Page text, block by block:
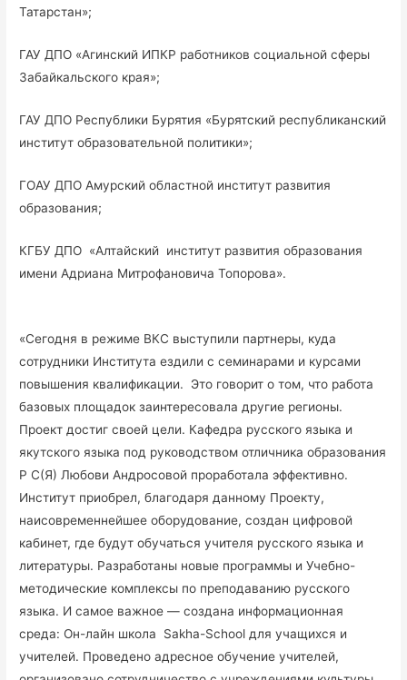
Татарстан»;
ГАУ ДПО «Агинский ИПКР работников социальной сферы
Забайкальского края»;
ГАУ ДПО Республики Бурятия «Бурятский республиканский
институт образовательной политики»;
ГОАУ ДПО Амурский областной институт развития
образования;
КГБУ ДПО «Алтайский институт развития образования
имени Адриана Митрофановича Топорова».
«Сегодня в режиме ВКС выступили партнеры, куда
сотрудники Института ездили с семинарами и курсами
повышения квалификации. Это говорит о том, что работа
базовых площадок заинтересовала другие регионы.
Проект достиг своей цели. Кафедра русского языка и
якутского языка под руководством отличника образования
Р С(Я) Любови Андросовой проработала эффективно.
Институт приобрел, благодаря данному Проекту,
наисовременнейшее оборудование, создан цифровой
кабинет, где будут обучаться учителя русского языка и
литературы. Разработаны новые программы и Учебно-
методические комплексы по преподаванию русского
языка. И самое важное — создана информационная
среда: Он-лайн школа Sakha-School для учащихся и
учителей. Проведено адресное обучение учителей,